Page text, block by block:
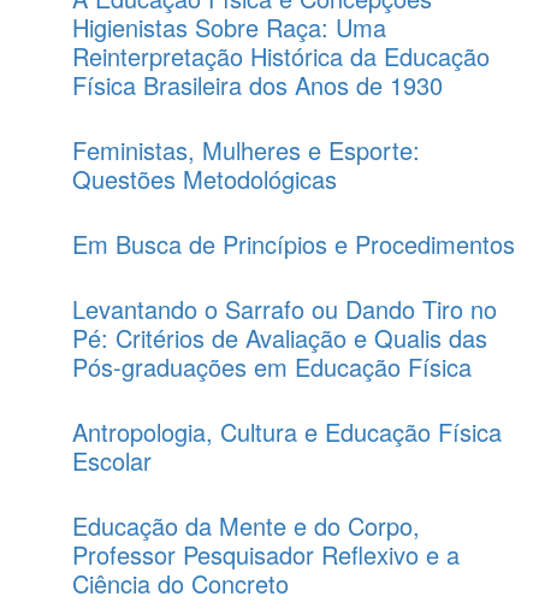
Higienistas Sobre Raça: Uma
Reinterpretação Histórica da Educação
Física Brasileira dos Anos de 1930
Feministas, Mulheres e Esporte:
Questões Metodológicas
Em Busca de Princípios e Procedimentos
Levantando o Sarrafo ou Dando Tiro no
Pé: Critérios de Avaliação e Qualis das
Pós-graduações em Educação Física
Antropologia, Cultura e Educação Física
Escolar
Educação da Mente e do Corpo,
Professor Pesquisador Reflexivo e a
Ciência do Concreto